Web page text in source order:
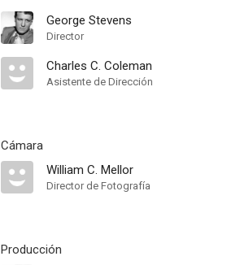
George Stevens
Director
Charles C. Coleman
Asistente de Dirección
Cámara
William C. Mellor
Director de Fotografía
Producción